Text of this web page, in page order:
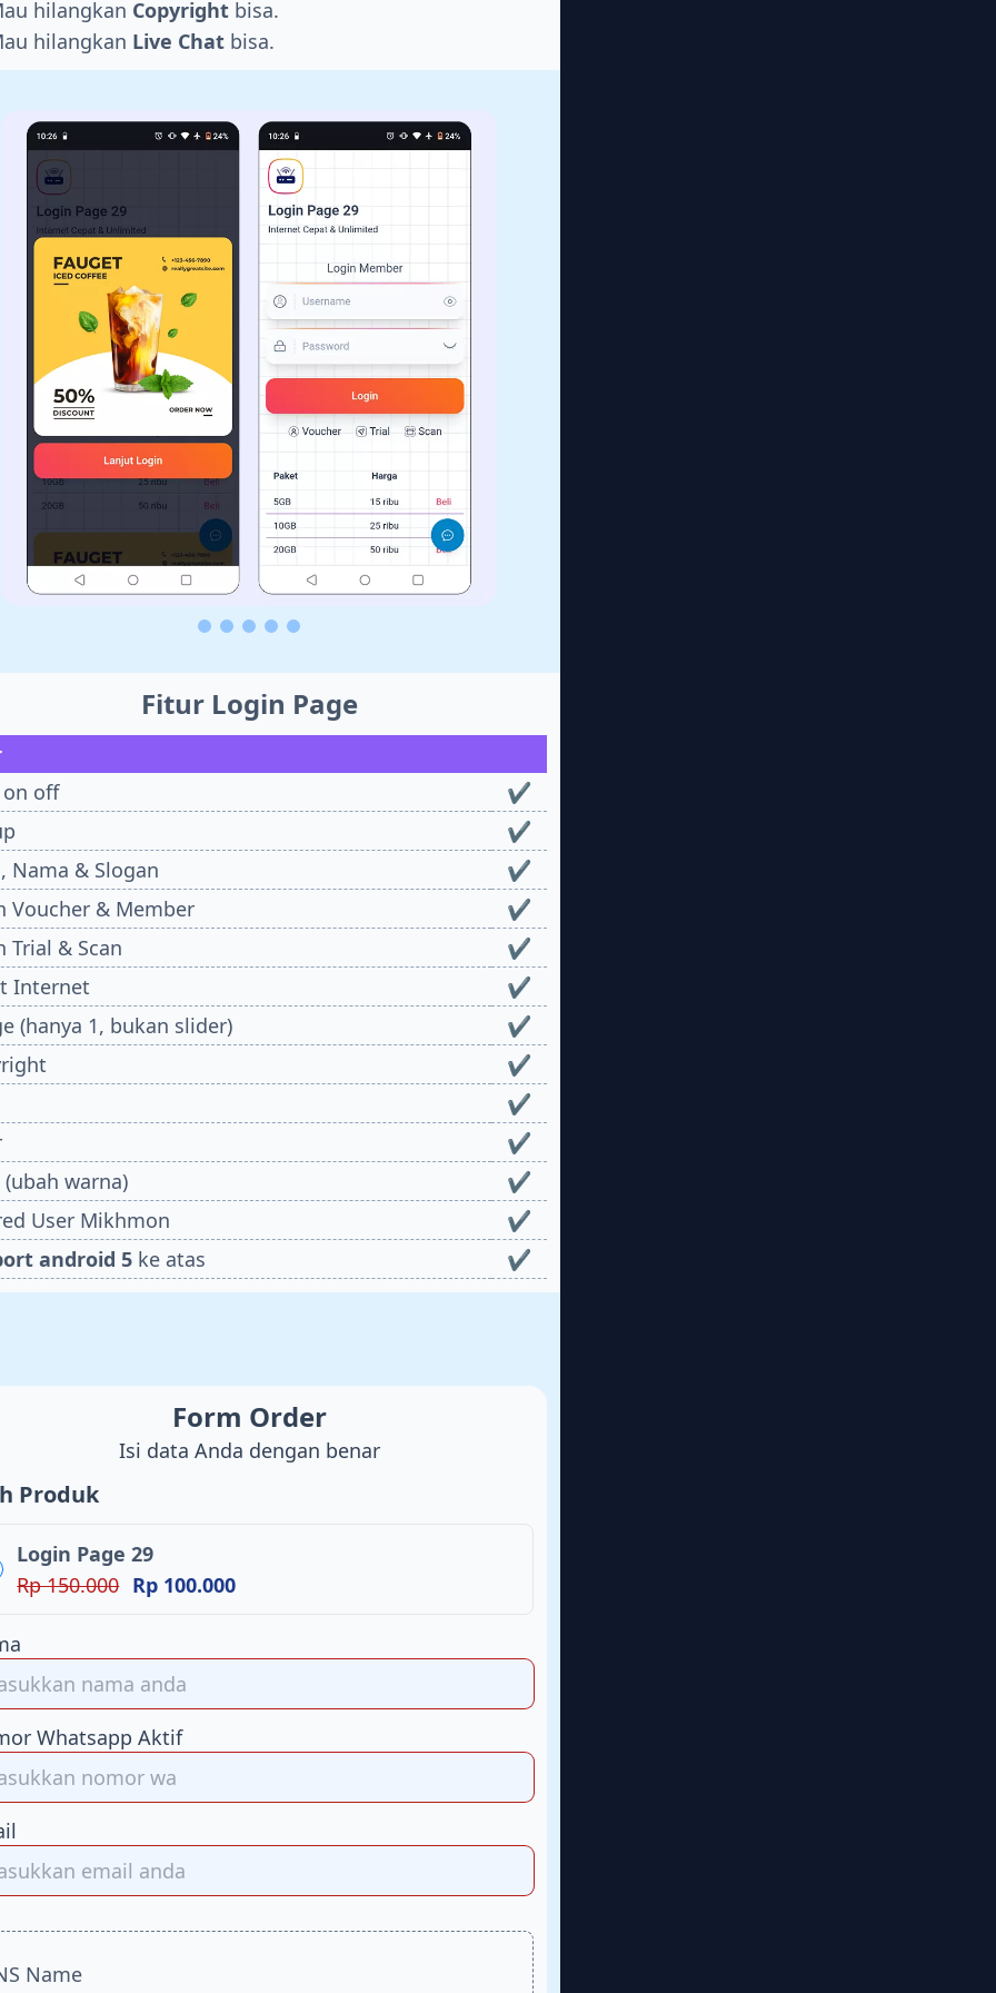
hilangkan Copyright bisa.
hilangkan Live Chat bisa.
Fitur Login Page
off
✔
✔
Nama & Slogan
✔
Voucher & Member
✔
Trial & Scan
✔
Internet
✔
(hanya 1, bukan slider)
✔
✔
✔
✔
(ubah warna)
✔
User Mikhmon
✔
android 5 ke atas ✔
Form Order
Isi data Anda dengan benar
Produk
Login Page 29
Rp 150.000 Rp 100.000
Whatsapp Aktif
Name